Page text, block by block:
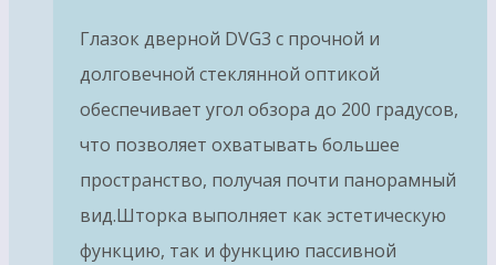
Глазок дверной DVG3 с прочной и
долговечной стеклянной оптикой
обеспечивает угол обзора до 200 градусов,
что позволяет охватывать большее
пространство, получая почти панорамный
вид.Шторка выполняет как эстетическую
функцию, так и функцию пассивной